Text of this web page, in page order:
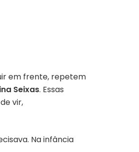
em frente, repetem
Seixas. Essas
vir,
Na infância